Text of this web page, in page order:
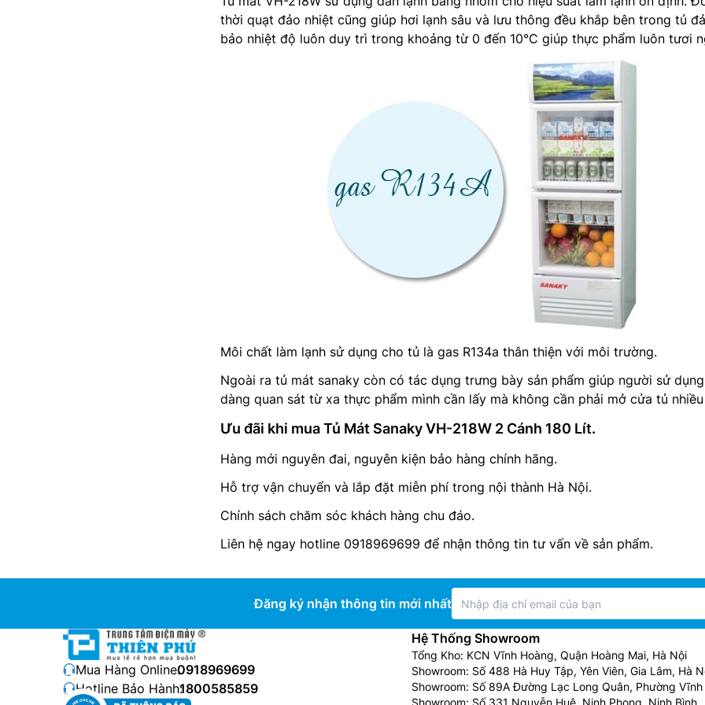
thời quạt đảo nhiệt cũng giúp hơi lạnh sâu và lưu thông đều khắp bên trong tủ
bảo nhiệt độ luôn duy trì trong khoảng từ 0 đến 10°C giúp thực phẩm luôn tươi
Môi chất làm lạnh sử dụng cho tủ là gas R134a thân thiện với môi trường.
Ngoài ra tủ mát sanaky còn có tác dụng trưng bày sản phẩm giúp người sử
dàng quan sát từ xa thực phẩm mình cần lấy mà không cần phải mở cửa tủ
Ưu đãi khi mua Tủ Mát Sanaky VH-218W 2 Cánh 180 Lít.
Hàng mới nguyên đai, nguyên kiện bảo hàng chính hãng.
Hỗ trợ vận chuyển và lắp đặt miễn phí trong nội thành Hà Nội.
Chính sách chăm sóc khách hàng chu đáo.
Liên hệ ngay hotline 0918969699 để nhận thông tin tư vấn về sản phẩm.
Đăng ký nhận thông tin mới nhất
Mua Hàng Online:0918969699
Hotline Bảo Hành:1800585859
Hệ Thống Showroom
Tổng Kho: KCN Vĩnh Hoàng, Quận Hoàng Mai, Hà Nội
Showroom: Số 488 Hà Huy Tập, Yên Viên, Gia Lâm, Hà
Showroom: Số 89A Đường Lạc Long Quân, Phường Vĩnh
Showroom: Số 331 Nguyễn Huệ, Ninh Phong, Ninh Bình